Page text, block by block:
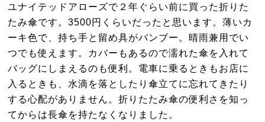
ユナイテッドアローズで２年ぐらい前に買った折りた
たみ傘です。3500円くらいだったと思います。薄いカ
ーキ色で、持ち手と留め具がバンブー。晴雨兼用でい
つでも使えます。カバーもあるので濡れた傘を入れて
バッグにしまえるのも便利。電車に乗るときもお店に
入るときも、水滴を落としたり傘立てに忘れてきたり
する心配がありません。折りたたみ傘の便利さを知っ
てからは長傘を持たなくなりました。